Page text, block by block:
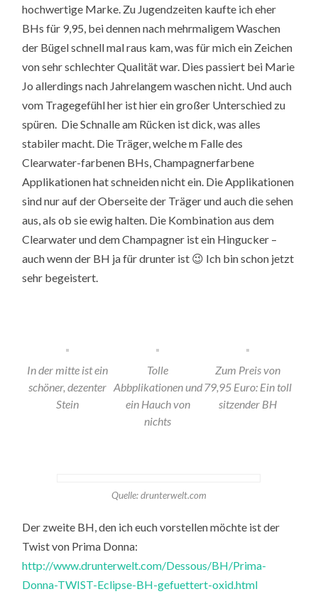
hochwertige Marke. Zu Jugendzeiten kaufte ich eher
BHs für 9,95, bei dennen nach mehrmaligem Waschen
der Bügel schnell mal raus kam, was für mich ein Zeichen
von sehr schlechter Qualität war. Dies passiert bei Marie
Jo allerdings nach Jahrelangem waschen nicht. Und auch
vom Tragegefühl her ist hier ein großer Unterschied zu
spüren. Die Schnalle am Rücken ist dick, was alles
stabiler macht. Die Träger, welche m Falle des
Clearwater-farbenen BHs, Champagnerfarbene
Applikationen hat schneiden nicht ein. Die Applikationen
sind nur auf der Oberseite der Träger und auch die sehen
aus, als ob sie ewig halten. Die Kombination aus dem
Clearwater und dem Champagner ist ein Hingucker –
auch wenn der BH ja für drunter ist 😉 Ich bin schon jetzt
sehr begeistert.
In der mitte ist ein
schöner, dezenter
Stein
Tolle
Abbplikationen und
ein Hauch von
nichts
Zum Preis von
79,95 Euro: Ein toll
sitzender BH
Quelle: drunterwelt.com
Der zweite BH, den ich euch vorstellen möchte ist der
Twist von Prima Donna:
http://www.drunterwelt.com/Dessous/BH/Prima-
Donna-TWIST-Eclipse-BH-gefuettert-oxid.html